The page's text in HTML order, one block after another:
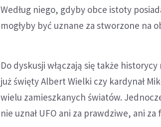
Według niego, gdyby obce istoty
mogłyby być uznane za stworzone na
Do dyskusji włączają się także
już święty Albert Wielki czy kardynał
wielu zamieszkanych światów.
nie uznał UFO ani za prawdziwe, ani za